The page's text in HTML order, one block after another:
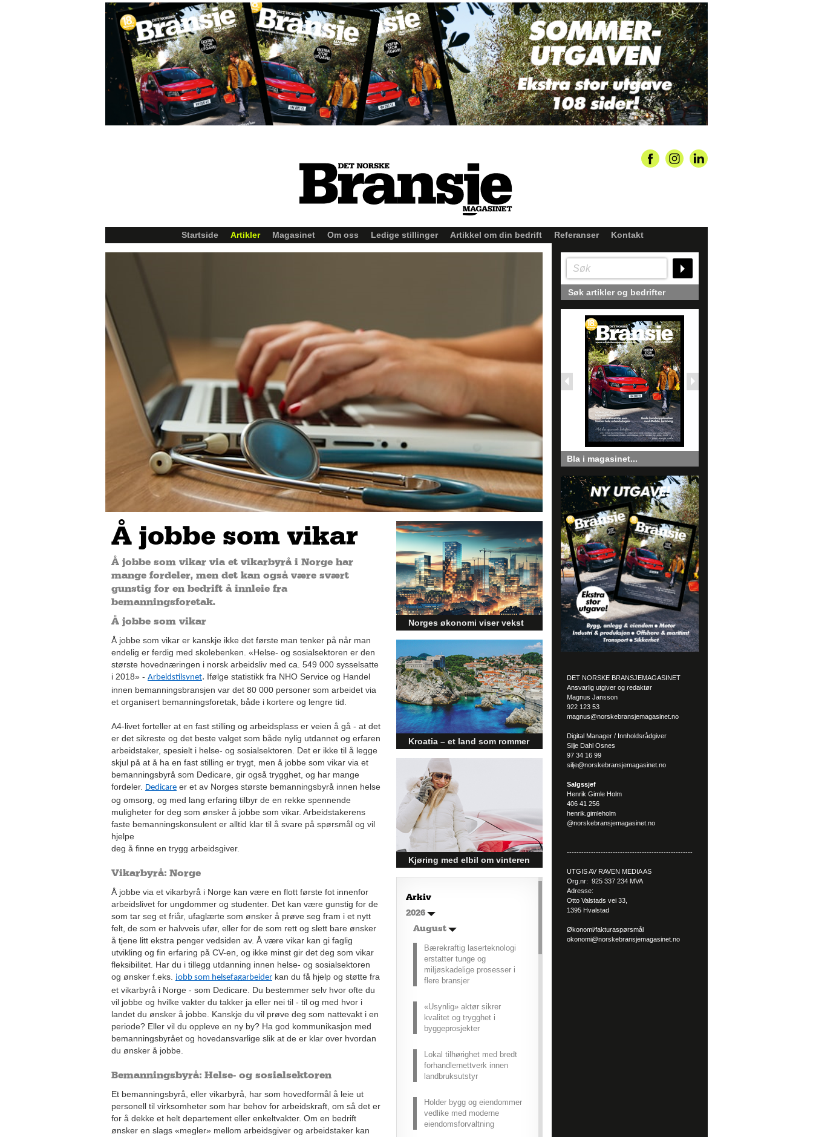
Startside Artikler Magasinet Om oss Ledige stillinger Artikkel om din bedrift Referanser Kontakt
Å jobbe som vikar
Å jobbe som vikar via et vikarbyrå i Norge har
mange fordeler, men det kan også være svært
gunstig for en bedrift å innleie fra
bemanningsforetak.
Å jobbe som vikar
Å jobbe som vikar er kanskje ikke det første man tenker på når man
endelig er ferdig med skolebenken. «Helse- og sosialsektoren er den
største hovednæringen i norsk arbeidsliv med ca. 549 000 sysselsatte
i 2018» - Arbeidstilsynet. Ifølge statistikk fra NHO Service og Handel
innen bemanningsbransjen var det 80 000 personer som arbeidet via
et organisert bemanningsforetak, både i kortere og lengre tid.
A4-livet forteller at en fast stilling og arbeidsplass er veien å gå - at det
er det sikreste og det beste valget som både nylig utdannet og erfaren
arbeidstaker, spesielt i helse- og sosialsektoren. Det er ikke til å legge
skjul på at å ha en fast stilling er trygt, men å jobbe som vikar via et
bemanningsbyrå som Dedicare, gir også trygghet, og har mange
fordeler. Dedicare er et av Norges største bemanningsbyrå innen helse
og omsorg, og med lang erfaring tilbyr de en rekke spennende
muligheter for deg som ønsker å jobbe som vikar. Arbeidstakerens
faste bemanningskonsulent er alltid klar til å svare på spørsmål og vil
hjelpe
deg å finne en trygg arbeidsgiver.
Vikarbyrå: Norge
Å jobbe via et vikarbyrå i Norge kan være en flott første fot innenfor
arbeidslivet for ungdommer og studenter. Det kan være gunstig for de
som tar seg et friår, ufaglærte som ønsker å prøve seg fram i et nytt
felt, de som er halvveis ufør, eller for de som rett og slett bare ønsker
å tjene litt ekstra penger vedsiden av. Å være vikar kan gi faglig
utvikling og fin erfaring på CV-en, og ikke minst gir det deg som vikar
fleksibilitet. Har du i tillegg utdanning innen helse- og sosialsektoren
og ønsker f.eks. jobb som helsefagarbeider kan du få hjelp og støtte fra
et vikarbyrå i Norge - som Dedicare. Du bestemmer selv hvor ofte du
vil jobbe og hvilke vakter du takker ja eller nei til - til og med hvor i
landet du ønsker å jobbe. Kanskje du vil prøve deg som nattevakt i en
periode? Eller vil du oppleve en ny by? Ha god kommunikasjon med
bemanningsbyrået og hovedansvarlige slik at de er klar over hvordan
du ønsker å jobbe.
Bemanningsbyrå: Helse- og sosialsektoren
Et bemanningsbyrå, eller vikarbyrå, har som hovedformål å leie ut
personell til virksomheter som har behov for arbeidskraft, om så det er
for å dekke et helt departement eller enkeltvakter. Om en bedrift
ønsker en slags «megler» mellom arbeidsgiver og arbeidstaker kan
Norges økonomi viser vekst
og påvirker byggebransjen
Den norske økonomien har vist
jevn vekst de siste tre kvartalene,
noe som skaper optimisme på
tvers av ulike sektorer.
Byggebransjen er spesielt godt
posisjonert til å dra nytte av denne
økonomiske oppgangen.
Kroatia – et land som rommer
mer enn kysten
Kroatia forbindes ofte med sol,
bading og klart hav, men landet
har langt flere sider enn det
førsteinntrykket mange sitter igjen
med.
Kjøring med elbil om vinteren
– hvordan få bedre
rekkevidde?
Elbiler (EV) representerer
fremtiden for transport, men deres
effektivitet under utfordrende
utfordring.
Arkiv
2026
August
Bærekraftig laserteknologi
erstatter tunge og
miljøskadelige prosesser i
flere bransjer
«Usynlig» aktør sikrer
kvalitet og trygghet i
byggeprosjekter
Lokal tilhørighet med bredt
forhandlernettverk innen
landbruksutstyr
Holder bygg og eiendommer
vedlike med moderne
eiendomsforvaltning
Søk artikler og bedrifter
Bla i magasinet...
DET NORSKE BRANSJEMAGASINET
Ansvarlig utgiver og redaktør
Magnus Jansson
922 123 53
magnus@norskebransjemagasinet.no
Digital Manager / Innholdsrådgiver
Silje Dahl Osnes
97 34 16 99
silje@norskebransjemagasinet.no
Salgssjef
Henrik Gimle Holm
406 41 256
henrik.gimleholm
@norskebransjemagasinet.no
----------------------------------------------------
UTGIS AV RAVEN MEDIA AS
Org.nr: 925 337 234 MVA
Adresse:
Otto Valstads vei 33,
1395 Hvalstad
Økonomi/fakturaspørsmål
okonomi@norskebransjemagasinet.no